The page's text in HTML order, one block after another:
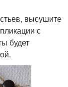
высушите
с
будет